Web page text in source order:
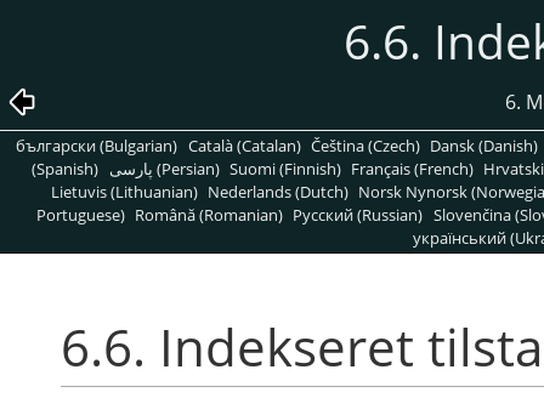
6.6.
6.
български (Bulgarian) Català (Catalan) Čeština (Czech) Dansk (Danish)
(Spanish)
پارسی (Persian) Suomi (Finnish) Français (French)
Lietuvis (Lithuanian) Nederlands (Dutch) Norsk Nynorsk
Portuguese) Română (Romanian) Pусский (Russian) Slovenčina
український
6.6. Indekseret